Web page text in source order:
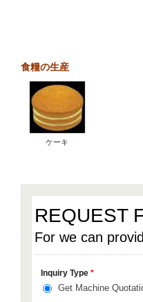
食糧の生産
ケーキ